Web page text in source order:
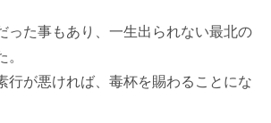
った事もあり、一生出られない最北の
が悪ければ、毒杯を賜わることにな